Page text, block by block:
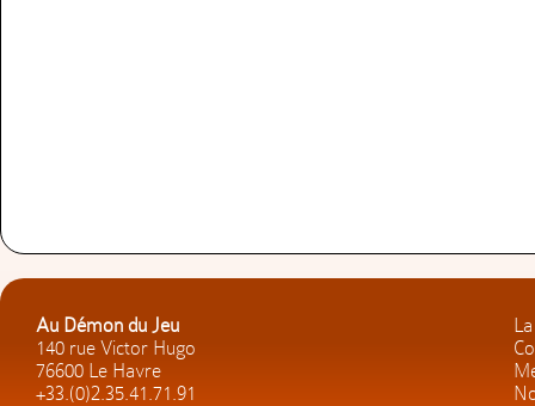
Au Démon du Jeu
140 rue Victor Hugo
76600 Le Havre
+33.(0)2.35.41.71.91